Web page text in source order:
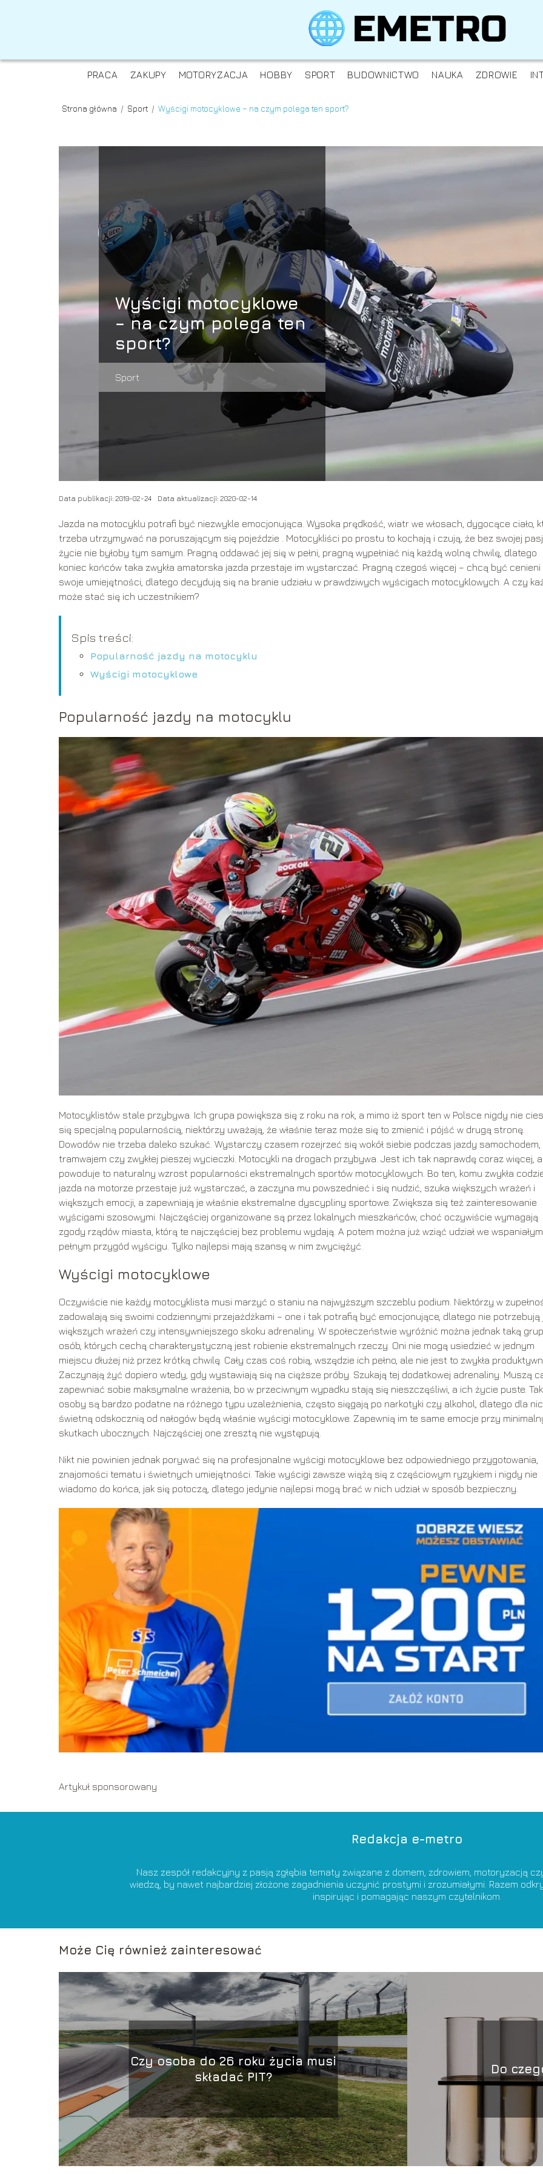
PRACA ZAKUPY MOTORYZACJA HOBBY SPORT BUDOWNICTWO NAUKA ZDROWIE
Strona główna / Sport / Wyścigi motocyklowe – na czym polega ten sport?
Wyścigi motocyklowe
– na czym polega ten
sport?
Sport
Data publikacji: 2019-02-24 Data aktualizacji: 2020-02-14
Jazda na motocyklu potrafi być niezwykle emocjonująca. Wysoka prędkość, wiatr we włosach, dygocące ciało,
trzeba utrzymywać na poruszającym się pojeździe . Motocykliści po prostu to kochają i czują, że bez swojej
życie nie byłoby tym samym. Pragną oddawać jej się w pełni, pragną wypełniać nią każdą wolną chwilę, dlatego
koniec końców taka zwykła amatorska jazda przestaje im wystarczać. Pragną czegoś więcej – chcą być cenieni
swoje umiejętności, dlatego decydują się na branie udziału w prawdziwych wyścigach motocyklowych. A czy
może stać się ich uczestnikiem?
Spis treści:
Popularność jazdy na motocyklu
Wyścigi motocyklowe
Popularność jazdy na motocyklu
Motocyklistów stale przybywa. Ich grupa powiększa się z roku na rok, a mimo iż sport ten w Polsce nigdy nie
się specjalną popularnością, niektórzy uważają, że właśnie teraz może się to zmienić i pójść w drugą stronę.
Dowodów nie trzeba daleko szukać. Wystarczy czasem rozejrzeć się wokół siebie podczas jazdy samochodem,
tramwajem czy zwykłej pieszej wycieczki. Motocykli na drogach przybywa. Jest ich tak naprawdę coraz więcej, a
powoduje to naturalny wzrost popularności ekstremalnych sportów motocyklowych. Bo ten, komu zwykła
jazda na motorze przestaje już wystarczać, a zaczyna mu powszednieć i się nudzić, szuka większych wrażeń i
większych emocji, a zapewniają je właśnie ekstremalne dyscypliny sportowe. Zwiększa się też zainteresowanie
wyścigami szosowymi. Najczęściej organizowane są przez lokalnych mieszkańców, choć oczywiście wymagają
zgody rządów miasta, którą te najczęściej bez problemu wydają. A potem można już wziąć udział we
pełnym przygód wyścigu. Tylko najlepsi mają szansę w nim zwyciężyć.
Wyścigi motocyklowe
Oczywiście nie każdy motocyklista musi marzyć o staniu na najwyższym szczeblu podium. Niektórzy w
zadowalają się swoimi codziennymi przejażdżkami – one i tak potrafią być emocjonujące, dlatego nie potrzebują
większych wrażeń czy intensywniejszego skoku adrenaliny. W społeczeństwie wyróżnić można jednak taką
osób, których cechą charakterystyczną jest robienie ekstremalnych rzeczy. Oni nie mogą usiedzieć w jednym
miejscu dłużej niż przez krótką chwilę. Cały czas coś robią, wszędzie ich pełno, ale nie jest to zwykła
Zaczynają żyć dopiero wtedy, gdy wystawiają się na cięższe próby. Szukają tej dodatkowej adrenaliny. Muszą
zapewniać sobie maksymalne wrażenia, bo w przeciwnym wypadku stają się nieszczęśliwi, a ich życie puste.
osoby są bardzo podatne na różnego typu uzależnienia, często sięgają po narkotyki czy alkohol, dlatego dla
świetną odskocznią od nałogów będą właśnie wyścigi motocyklowe. Zapewnią im te same emocje przy
skutkach ubocznych. Najczęściej one zresztą nie występują.
Nikt nie powinien jednak porywać się na profesjonalne wyścigi motocyklowe bez odpowiedniego przygotowania,
znajomości tematu i świetnych umiejętności. Takie wyścigi zawsze wiążą się z częściowym ryzykiem i nigdy nie
wiadomo do końca, jak się potoczą, dlatego jedynie najlepsi mogą brać w nich udział w sposób bezpieczny.
Artykuł sponsorowany
Redakcja e-metro
Nasz zespół redakcyjny z pasją zgłębia tematy związane z domem, zdrowiem, motoryzacją
wiedzą, by nawet najbardziej złożone zagadnienia uczynić prostymi i zrozumiałymi. Razem
inspirując i pomagając naszym czytelnikom.
Może Cię również zainteresować
Czy osoba do 26 roku życia musi
składać PIT?
Do